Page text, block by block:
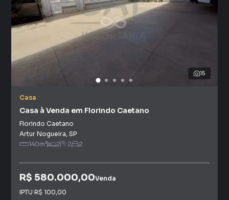
15
Casa
Casa à Venda em Florindo Caetano
Florindo Caetano
Artur Nogueira, SP
140m² 2 2 2
R$ 580.000,00Venda
IPTU R$ 100,00